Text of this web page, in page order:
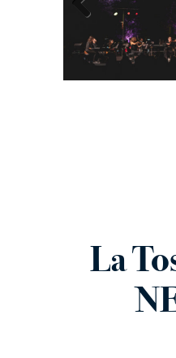
La